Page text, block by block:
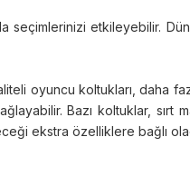
seçimlerinizi etkileyebilir.
oyuncu koltukları, daha
Bazı koltuklar, sırt
ekstra özelliklere bağlı